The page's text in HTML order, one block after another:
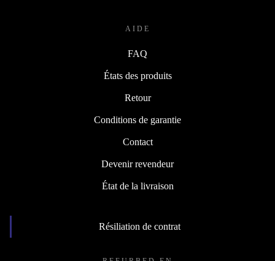
AIDE
FAQ
États des produits
Retour
Conditions de garantie
Contact
Devenir revendeur
État de la livraison
Résiliation de contrat